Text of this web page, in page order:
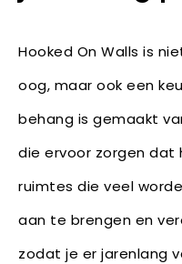
Hooked On Walls is
oog, maar ook een
behang is gemaakt
die ervoor zorgen
ruimtes die veel
aan te brengen en
zodat je er jarenlang